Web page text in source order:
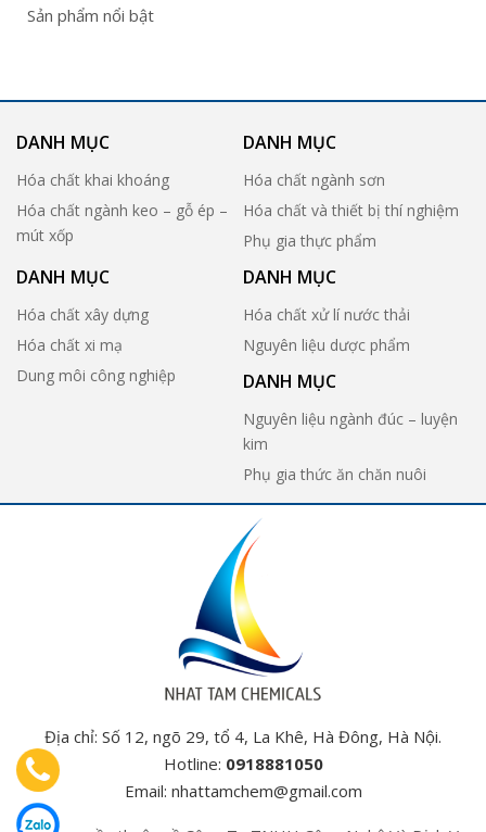
Sản phẩm nổi bật
DANH MỤC
Hóa chất khai khoáng
Hóa chất ngành keo – gỗ ép –
mút xốp
DANH MỤC
Hóa chất ngành sơn
Hóa chất và thiết bị thí nghiệm
Phụ gia thực phẩm
DANH MỤC
Hóa chất xây dựng
Hóa chất xi mạ
Dung môi công nghiệp
DANH MỤC
Hóa chất xử lí nước thải
Nguyên liệu dược phẩm
DANH MỤC
Nguyên liệu ngành đúc – luyện
kim
Phụ gia thức ăn chăn nuôi
Địa chỉ: Số 12, ngõ 29, tổ 4, La Khê, Hà Đông, Hà Nội.
Hotline: 0918881050
Email: nhattamchem@gmail.com